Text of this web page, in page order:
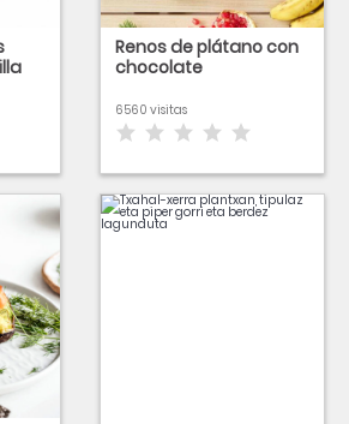
Renos de plátano con
chocolate
6560 visitas